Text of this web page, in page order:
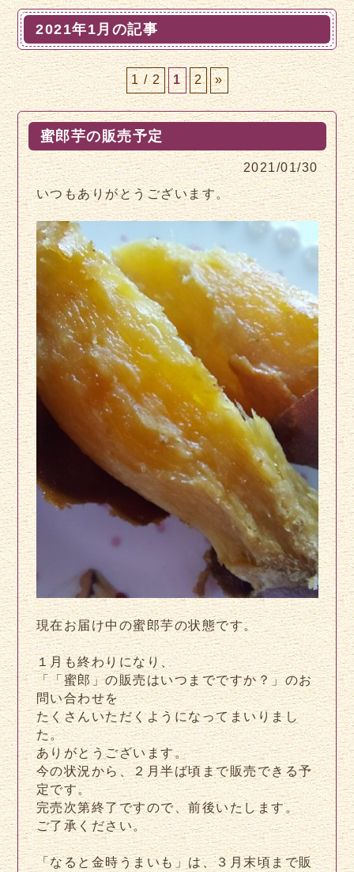
2021年1月の記事
1 / 2 1 2 »
蜜郎芋の販売予定
2021/01/30
いつもありがとうございます。
現在お届け中の蜜郎芋の状態です。
１月も終わりになり、
「「蜜郎」の販売はいつまでですか？」のお
問い合わせを
たくさんいただくようになってまいりまし
た。
ありがとうございます。
今の状況から、２月半ば頃まで販売できる予
定です。
完売次第終了ですので、前後いたします。
ご了承ください。
「なると金時うまいも」は、３月末頃まで販